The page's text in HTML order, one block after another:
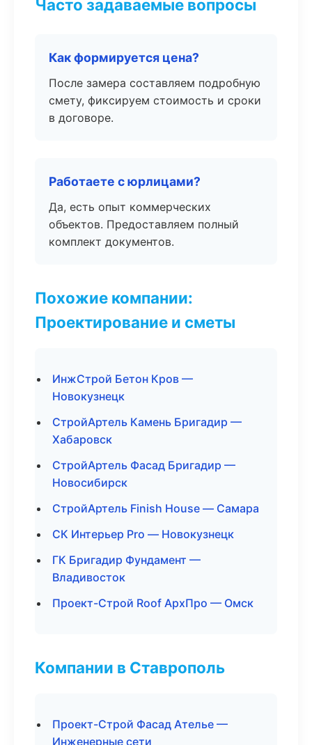
Часто задаваемые вопросы
Как формируется цена?
После замера составляем подробную
смету, фиксируем стоимость и сроки
в договоре.
Работаете с юрлицами?
Да, есть опыт коммерческих
объектов. Предоставляем полный
комплект документов.
Похожие компании:
Проектирование и сметы
ИнжСтрой Бетон Кров —
Новокузнецк
СтройАртель Камень Бригадир —
Хабаровск
СтройАртель Фасад Бригадир —
Новосибирск
СтройАртель Finish House — Самара
СК Интерьер Pro — Новокузнецк
ГК Бригадир Фундамент —
Владивосток
Проект-Строй Roof АрхПро — Омск
Компании в Ставрополь
Проект-Строй Фасад Ателье —
Инженерные сети